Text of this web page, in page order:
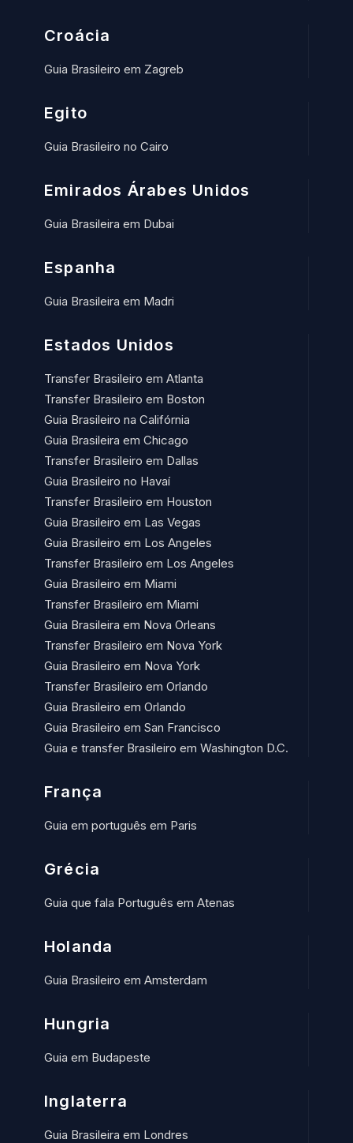
Croácia
Guia Brasileiro em Zagreb
Egito
Guia Brasileiro no Cairo
Emirados Árabes Unidos
Guia Brasileira em Dubai
Espanha
Guia Brasileira em Madri
Estados Unidos
Transfer Brasileiro em Atlanta
Transfer Brasileiro em Boston
Guia Brasileiro na Califórnia
Guia Brasileira em Chicago
Transfer Brasileiro em Dallas
Guia Brasileiro no Havaí​
Transfer Brasileiro em Houston
Guia Brasileiro em Las Vegas
Guia Brasileiro em Los Angeles
Transfer Brasileiro em Los Angeles
Guia Brasileiro em Miami
Transfer Brasileiro em Miami
Guia Brasileira em Nova Orleans
Transfer Brasileiro em Nova York
Guia Brasileiro em Nova York
Transfer Brasileiro em Orlando
Guia Brasileiro em Orlando
Guia Brasileiro em San Francisco
Guia e transfer Brasileiro em Washington D.C.
França
Guia em português em Paris
Grécia
Guia que fala Português em Atenas
Holanda
Guia Brasileiro em Amsterdam
Hungria
Guia em Budapeste
Inglaterra
Guia Brasileira em Londres